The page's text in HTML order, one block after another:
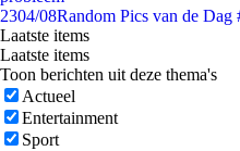
2304/08Random Pics van de Dag
Laatste items
Laatste items
Toon berichten uit deze thema's
Actueel
Entertainment
Sport